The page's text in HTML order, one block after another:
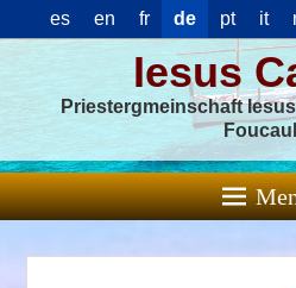
es en fr de pt it
Iesus
Priestergmeinschaft